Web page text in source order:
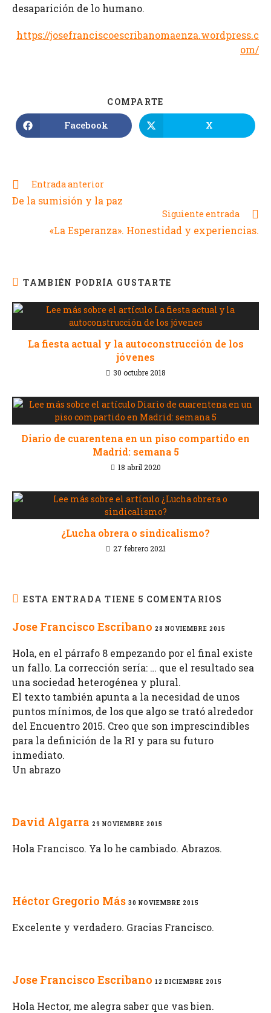
desaparición de lo humano.
https://josefranciscoescribanomaenza.wordpress.c
om/
COMPARTE
Facebook X
Entrada anterior
De la sumisión y la paz
Siguiente entrada
«La Esperanza». Honestidad y experiencias.
TAMBIÉN PODRÍA GUSTARTE
La fiesta actual y la autoconstrucción de los
jóvenes
30 octubre 2018
Diario de cuarentena en un piso compartido en
Madrid: semana 5
18 abril 2020
¿Lucha obrera o sindicalismo?
27 febrero 2021
ESTA ENTRADA TIENE 5 COMENTARIOS
Jose Francisco Escribano 28 NOVIEMBRE 2015
Hola, en el párrafo 8 empezando por el final existe
un fallo. La corrección sería: … que el resultado sea
una sociedad heterogénea y plural.
El texto también apunta a la necesidad de unos
puntos mínimos, de los que algo se trató alrededor
del Encuentro 2015. Creo que son imprescindibles
para la definición de la RI y para su futuro
inmediato.
Un abrazo
David Algarra 29 NOVIEMBRE 2015
Hola Francisco. Ya lo he cambiado. Abrazos.
Héctor Gregorio Más 30 NOVIEMBRE 2015
Excelente y verdadero. Gracias Francisco.
Jose Francisco Escribano 12 DICIEMBRE 2015
Hola Hector, me alegra saber que vas bien.